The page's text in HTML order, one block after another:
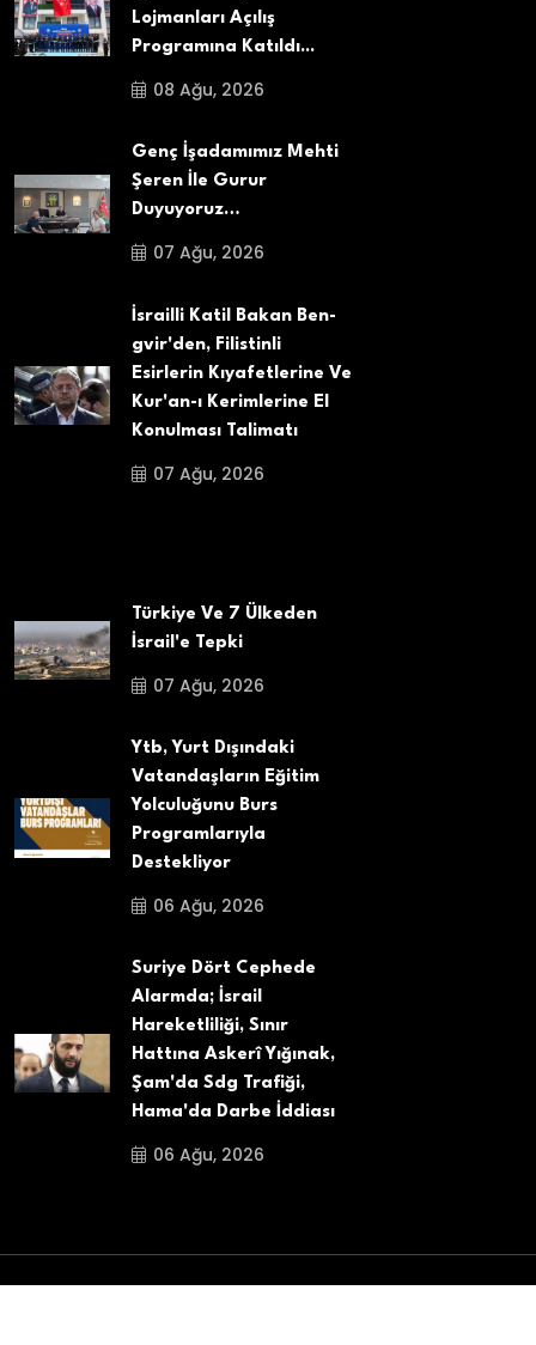
Lojmanları Açılış
Programına Katıldı...
08 Ağu, 2026
Genç İşadamımız Mehti
Şeren İle Gurur
Duyuyoruz…
07 Ağu, 2026
İsrailli Katil Bakan Ben-
gvir'den, Filistinli
Esirlerin Kıyafetlerine Ve
Kur'an-ı Kerimlerine El
Konulması Talimatı
07 Ağu, 2026
Türkiye Ve 7 Ülkeden
İsrail'e Tepki
07 Ağu, 2026
Ytb, Yurt Dışındaki
Vatandaşların Eğitim
Yolculuğunu Burs
Programlarıyla
Destekliyor
06 Ağu, 2026
Suriye Dört Cephede
Alarmda; İsrail
Hareketliliği, Sınır
Hattına Askerî Yığınak,
Şam'da Sdg Trafiği,
Hama'da Darbe İddiası
06 Ağu, 2026